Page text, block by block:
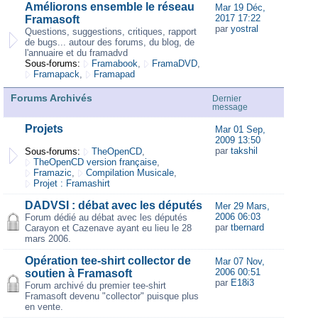
Améliorons ensemble le réseau
Framasoft
Questions, suggestions, critiques, rapport
de bugs... autour des forums, du blog, de
l'annuaire et du framadvd
Sous-forums:
Framabook, FramaDVD,
Framapack, Framapad
Mar 19 Déc,
2017 17:22
par yostral
Forums Archivés
Dernier
message
Projets
Sous-forums: TheOpenCD,
TheOpenCD version française,
Framazic, Compilation Musicale,
Projet : Framashirt
Mar 01 Sep,
2009 13:50
par takshil
DADVSI : débat avec les députés
Forum dédié au débat avec les députés
Carayon et Cazenave ayant eu lieu le 28
mars 2006.
Mer 29 Mars,
2006 06:03
par tbernard
Opération tee-shirt collector de
soutien à Framasoft
Forum archivé du premier tee-shirt
Framasoft devenu "collector" puisque plus
en vente.
Mar 07 Nov,
2006 00:51
par E18i3